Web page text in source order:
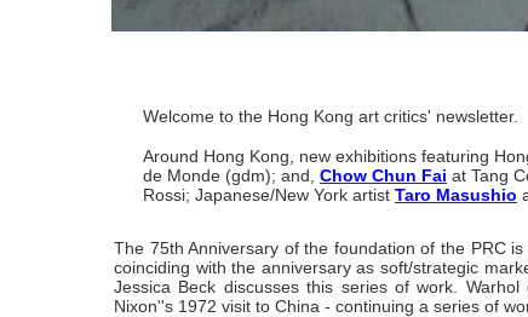
Welcome to the Hong Kong art critics' newsletter.
Around Hong Kong, new exhibitions featuring
de Monde (gdm); and, Chow Chun Fai at Tang
Rossi; Japanese/New York artist Taro Masushio
The 75th Anniversary of the foundation of the PRC
coinciding with the anniversary as soft/strategic
Jessica Beck discusses this series of work.
Nixon''s 1972 visit to China - continuing a series of